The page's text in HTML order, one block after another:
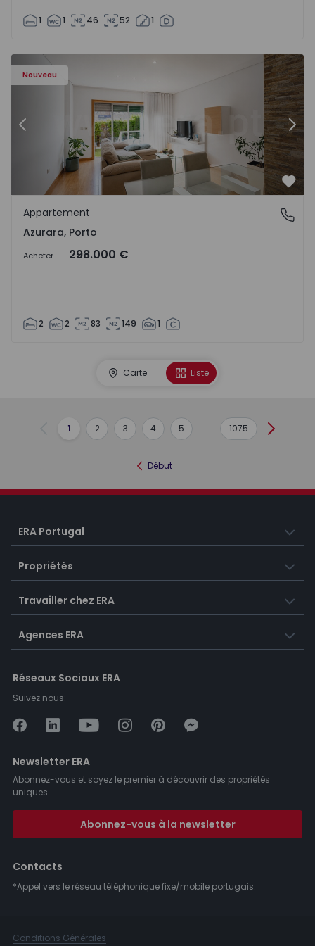
1 1 46 52 1
Nouveau
Appartement T2 Vila do Conde, Azurara - 1575755 - 3
Précédent
Azurara, Porto
Appartement
Azurara, Porto
Acheter 298.000 €
2 2 83 149 1
Carte Liste
Précédent
1 2 3 4 5 ... 1075 Suivant
Début
ERA Portugal
Propriétés
Travailler chez ERA
Agences ERA
Réseaux Sociaux ERA
Suivez nous:
Newsletter ERA
Abonnez-vous et soyez le premier à découvrir des propriétés
uniques.
Abonnez-vous à la newsletter
Contacts
*Appel vers le réseau téléphonique fixe/mobile portugais.
Conditions Générales